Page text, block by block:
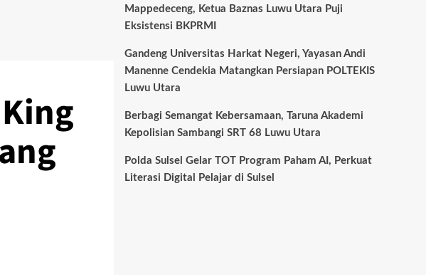
Mappedeceng, Ketua Baznas Luwu Utara Puji
Eksistensi BKPRMI
Gandeng Universitas Harkat Negeri, Yayasan Andi
Manenne Cendekia Matangkan Persiapan POLTEKIS
Luwu Utara
Berbagi Semangat Kebersamaan, Taruna Akademi
Kepolisian Sambangi SRT 68 Luwu Utara
Polda Sulsel Gelar TOT Program Paham AI, Perkuat
Literasi Digital Pelajar di Sulsel